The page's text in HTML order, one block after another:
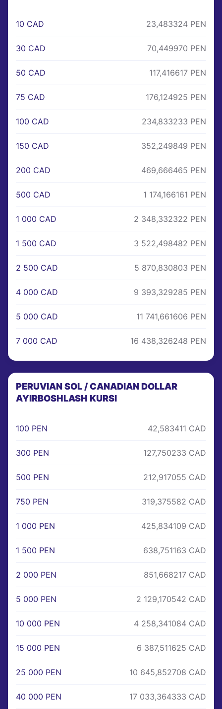
10 CAD 23,483324 PEN
30 CAD 70,449970 PEN
50 CAD 117,416617 PEN
75 CAD 176,124925 PEN
100 CAD 234,833233 PEN
150 CAD 352,249849 PEN
200 CAD 469,666465 PEN
500 CAD 1 174,166161 PEN
1 000 CAD 2 348,332322 PEN
1 500 CAD 3 522,498482 PEN
2 500 CAD 5 870,830803 PEN
4 000 CAD 9 393,329285 PEN
5 000 CAD 11 741,661606 PEN
7 000 CAD 16 438,326248 PEN
PERUVIAN SOL / CANADIAN DOLLAR
AYIRBOSHLASH KURSI
100 PEN 42,583411 CAD
300 PEN 127,750233 CAD
500 PEN 212,917055 CAD
750 PEN 319,375582 CAD
1 000 PEN 425,834109 CAD
1 500 PEN 638,751163 CAD
2 000 PEN 851,668217 CAD
5 000 PEN 2 129,170542 CAD
10 000 PEN 4 258,341084 CAD
15 000 PEN 6 387,511625 CAD
25 000 PEN 10 645,852708 CAD
40 000 PEN 17 033,364333 CAD